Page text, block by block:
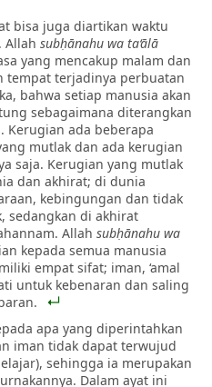
bisa juga diartikan waktu
Allah subḥānahu wa ta‘ālā
yang mencakup malam dan
tempat terjadinya perbuatan
bahwa setiap manusia akan
sebagaimana diterangkan
Kerugian ada beberapa
mutlak dan ada kerugian
saja. Kerugian yang mutlak
dan akhirat; di dunia
kebingungan dan tidak
sedangkan di akhirat
Allah subḥānahu wa
kepada semua manusia
empat sifat; iman, ‘amal
untuk kebenaran dan saling
apa yang diperintahkan
iman tidak dapat terwujud
sehingga ia merupakan
Dalam ayat ini